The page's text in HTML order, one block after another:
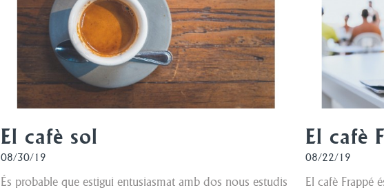
El cafè sol
08/30/19
És probable que estigui entusiasmat amb dos nous estudis
El cafè
08/22/19
El cafè Frappé